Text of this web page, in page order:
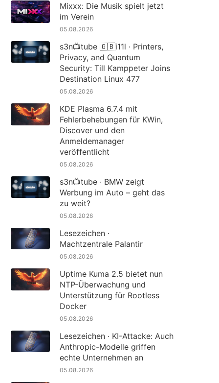
Mixxx: Die Musik spielt jetzt
im Verein
05.08.2026
s3n📺tube 🇬🇧i11l · Printers,
Privacy, and Quantum
Security: Till Kamppeter Joins
Destination Linux 477
05.08.2026
KDE Plasma 6.7.4 mit
Fehlerbehebungen für KWin,
Discover und den
Anmeldemanager
veröffentlicht
05.08.2026
s3n📺tube · BMW zeigt
Werbung im Auto – geht das
zu weit?
05.08.2026
Lesezeichen ·
Machtzentrale Palantir
05.08.2026
Uptime Kuma 2.5 bietet nun
NTP-Überwachung und
Unterstützung für Rootless
Docker
05.08.2026
Lesezeichen · KI-Attacke: Auch
Anthropic-Modelle griffen
echte Unternehmen an
05.08.2026